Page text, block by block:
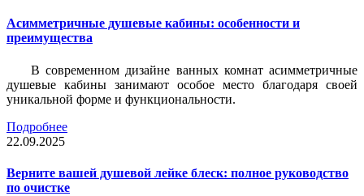
Асимметричные душевые кабины: особенности и
преимущества
В современном дизайне ванных комнат асимметричные
душевые кабины занимают особое место благодаря своей
уникальной форме и функциональности.
Подробнее
22.09.2025
Верните вашей душевой лейке блеск: полное руководство
по очистке